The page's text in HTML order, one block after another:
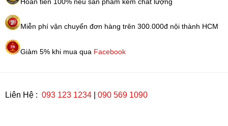
lượng
Hoàn tiền 100% nếu sản phẩm kém chất lượng
Miễn phí vận chuyển đơn hàng trên 300.000đ nội thành HCM
Giảm 5% khi mua qua Facebook
Liên Hệ : 093 123 1234 090 569 1090